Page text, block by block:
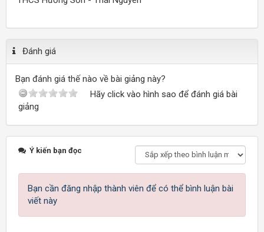
Đánh giá
Bạn đánh giá thế nào về bài giảng này?
Hãy click vào hình sao để đánh giá bài
giảng
Ý kiến bạn đọc
Bạn cần đăng nhập thành viên để có thể bình luận bài
viết này